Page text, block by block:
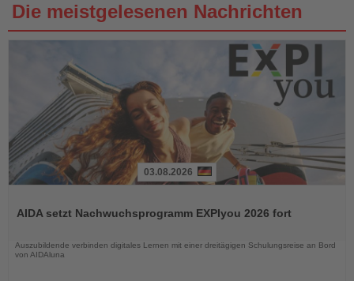
Die meistgelesenen Nachrichten
die
03.08.2026
AIDA setzt Nachwuchsprogramm EXPIyou 2026 fort
Auszubildende verbinden digitales Lernen mit einer dreitägigen Schulungsreise an Bord
von AIDAluna